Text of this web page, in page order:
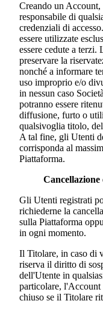
Creando un Account,
responsabile di
credenziali di
essere utilizzate
essere cedute a terzi.
preservare la
nonché a informare
uso improprio e/o
in nessun caso
potranno essere
diffusione, furto o
qualsivoglia titolo,
A tal fine, gli Utenti
corrisponda al
Piattaforma.
Gli Utenti registrati
richiederne la
sulla Piattaforma
in ogni momento.
Il Titolare, in caso di
riserva il diritto di
dell'Utente in
particolare, l'Account
chiuso se il Titolare